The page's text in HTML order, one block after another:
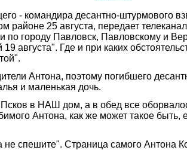
- командира десантно-штурмового
районе 25 августа, передает телеканал
по городу Павловск, Павловскому и
августа". Где и при каких
Антона, поэтому погибшего
и маленькая дочь.
в НАШ дом, а в обед все
Антона, как же может такое
не спешите". Страница самого Антона